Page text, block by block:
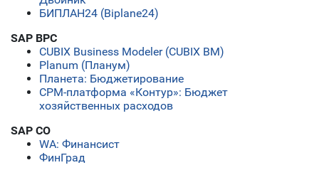
БИПЛАН24 (Biplane24)
SAP BPC
CUBIX Business Modeler (CUBIX BM)
Planum (Планум)
Планета: Бюджетирование
СРМ-платформа «Контур»: Бюджет
хозяйственных расходов
SAP CO
WA: Финансист
ФинГрад